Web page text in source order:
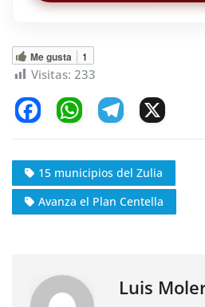
Me gusta 1
Visitas: 233
c
e
b
k
W
at
s
A
e
gr
a
15 municipios del Zulia
Avanza el Plan Centella
Luis